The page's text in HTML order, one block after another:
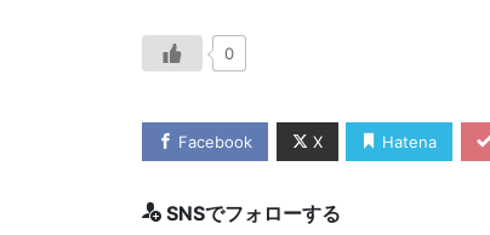
0
Facebook X Hatena
SNSでフォローする